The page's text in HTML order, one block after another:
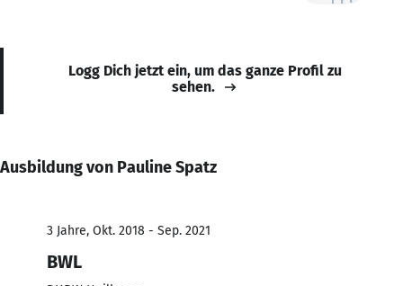
Logg Dich jetzt ein, um das ganze Profil zu
sehen.
Ausbildung von Pauline Spatz
3 Jahre, Okt. 2018 - Sep. 2021
BWL